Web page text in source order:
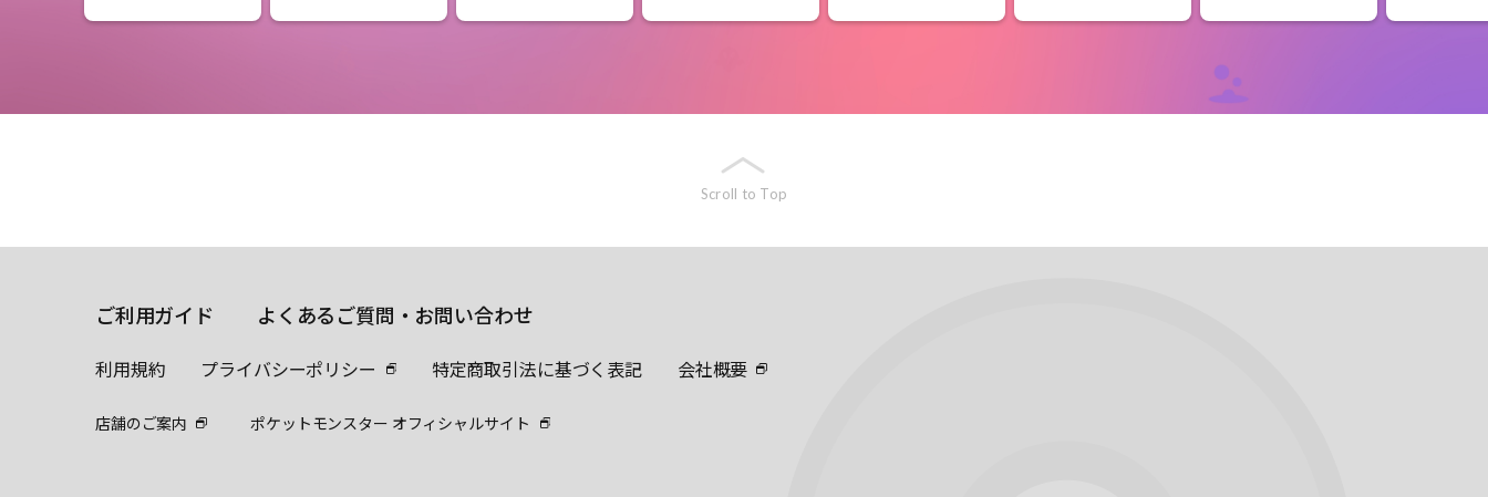
Scroll to Top
ご利用ガイド よくあるご質問・お問い合わせ
利用規約 プライバシーポリシー 特定商取引法に基づく表記 会社概要
店舗のご案内 ポケットモンスター オフィシャルサイト